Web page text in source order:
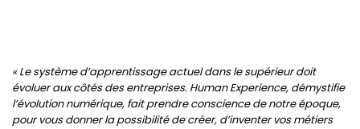
« Le système d’apprentissage actuel dans le supérieur doit
évoluer aux côtés des entreprises. Human Experience, démystifie
l’évolution numérique, fait prendre conscience de notre époque,
pour vous donner la possibilité de créer, d’inventer vos métiers